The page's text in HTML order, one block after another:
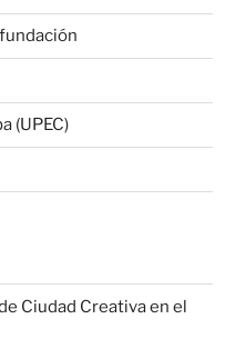
(UPEC)
Ciudad Creativa en el